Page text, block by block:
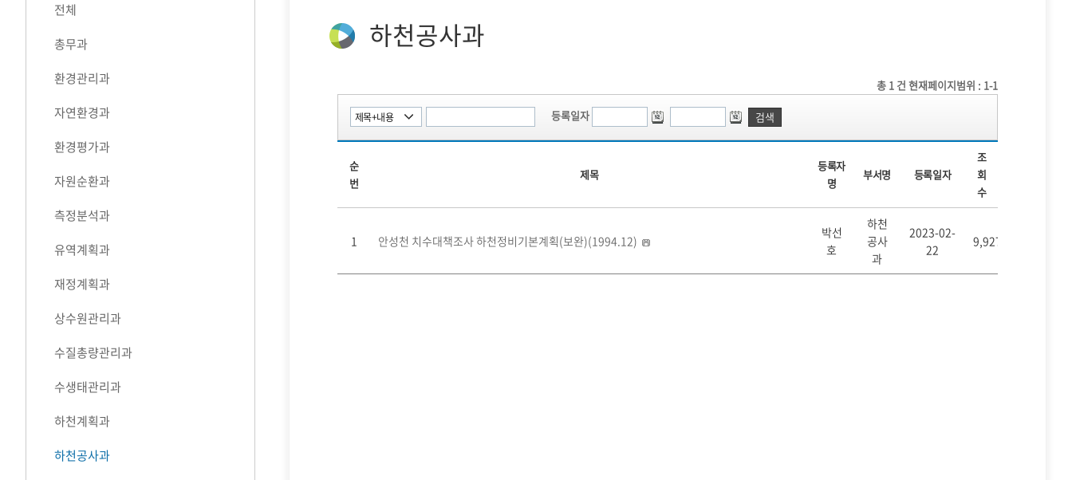
전체
총무과
환경관리과
자연환경과
환경평가과
자원순환과
측정분석과
유역계획과
재정계획과
상수원관리과
수질총량관리과
수생태관리과
하천계획과
하천공사과
하천공사과
총 1 건 현재페이지범위 : 1-1
등록일자 검색
순
번
제목
등록자
명
부서명 등록일자
조
회
수
1 안성천 치수대책조사 하천정비기본계획(보완)(1994.12)
박선
호
하천
공사
과
2023-02-
22
9,927